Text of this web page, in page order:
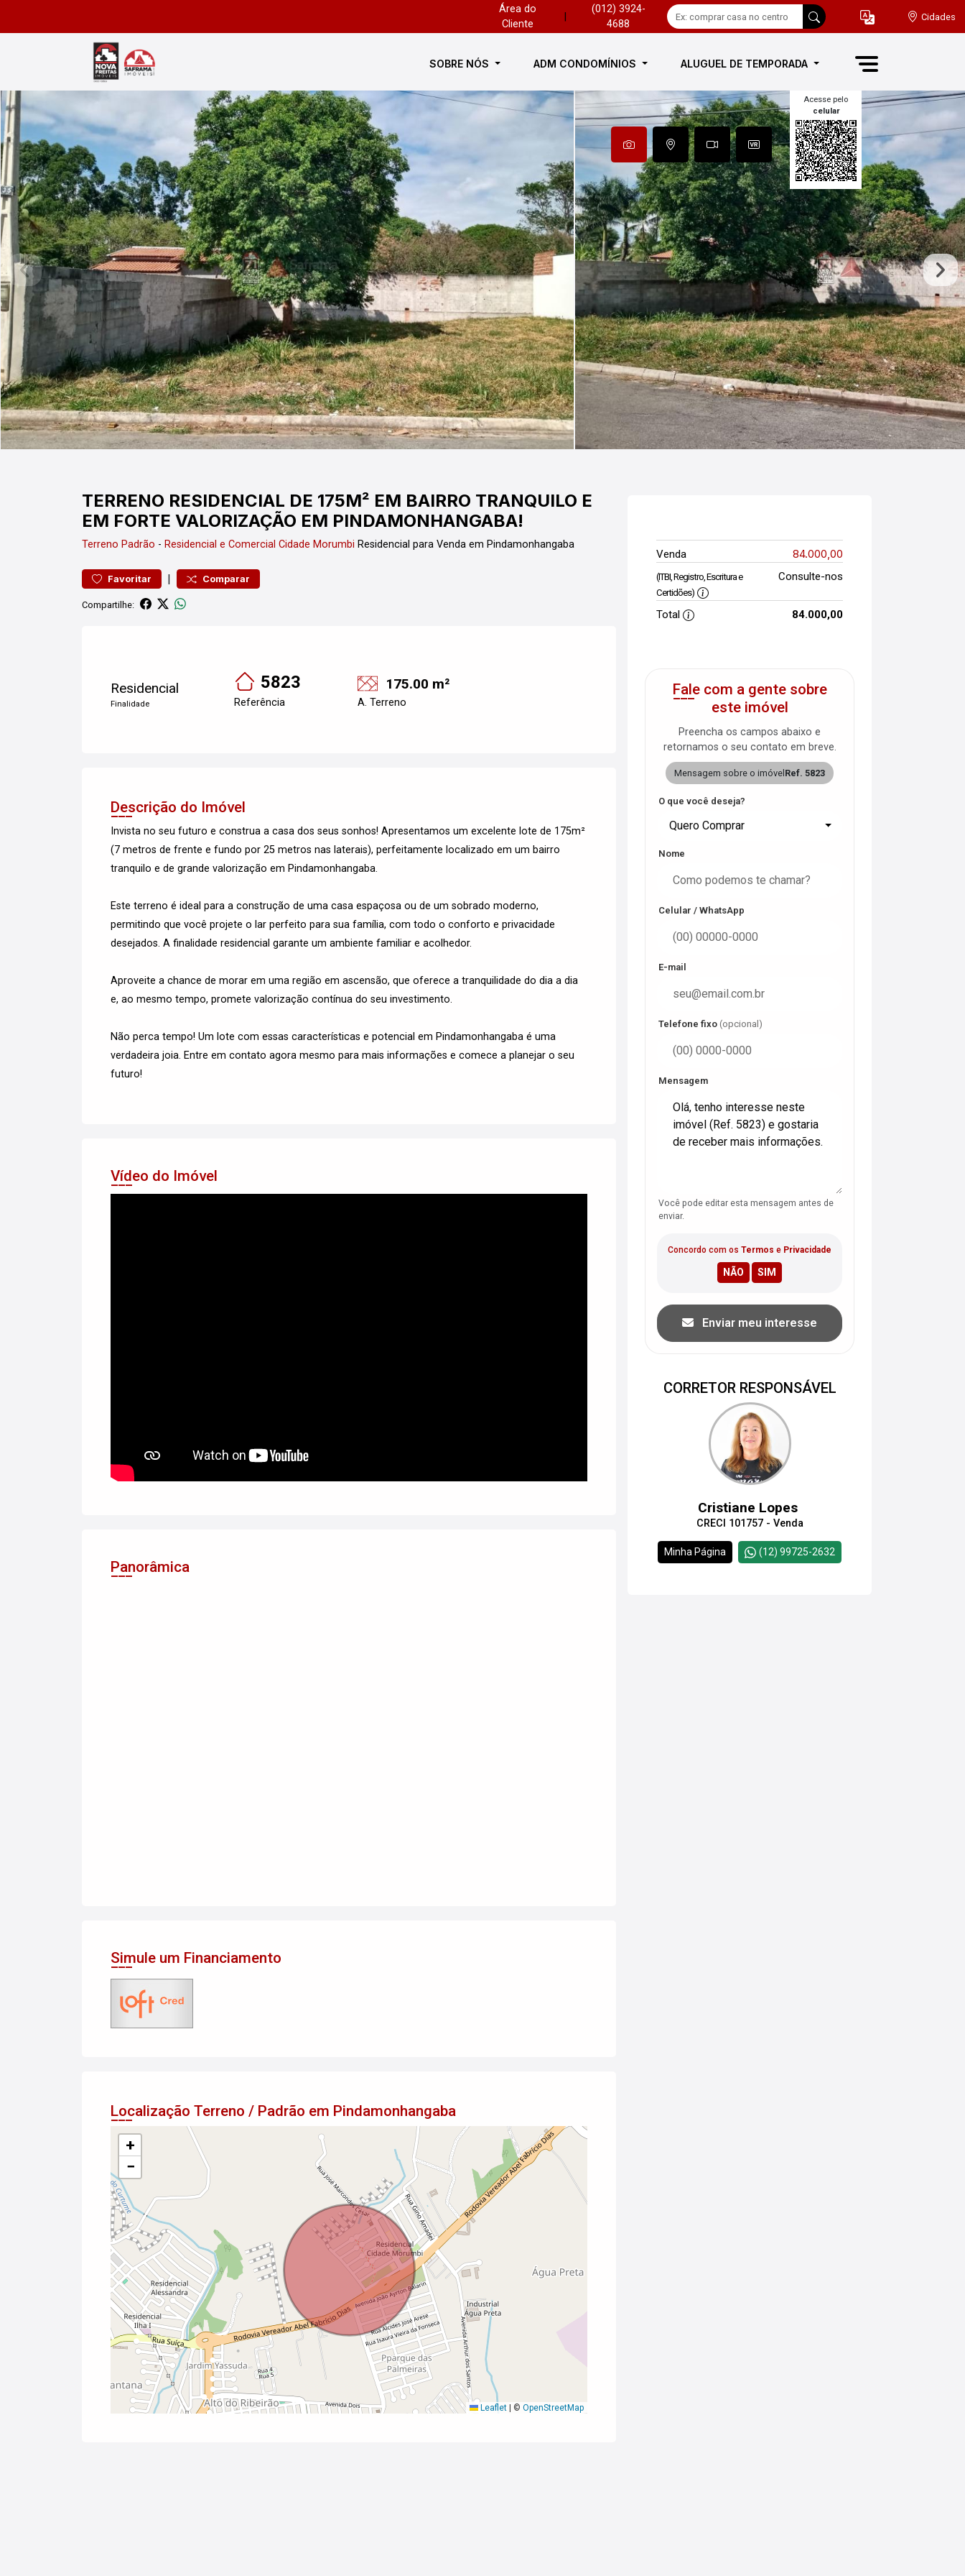
Área do
Cliente
(012) 3924-
4688
Cidades
SOBRE NÓS ADM CONDOMÍNIOS ALUGUEL DE TEMPORADA
Acesse pelo
celular
TERRENO RESIDENCIAL DE 175M² EM BAIRRO TRANQUILO E
EM FORTE VALORIZAÇÃO EM PINDAMONHANGABA!
Terreno Padrão - Residencial e Comercial Cidade Morumbi Residencial para Venda em Pindamonhangaba
Favoritar | Comparar
Compartilhe:
Residencial
Finalidade
5823
Referência
175.00 m²
A. Terreno
Descrição do Imóvel
Invista no seu futuro e construa a casa dos seus sonhos! Apresentamos um excelente lote de 175m²
(7 metros de frente e fundo por 25 metros nas laterais), perfeitamente localizado em um bairro
tranquilo e de grande valorização em Pindamonhangaba.
Este terreno é ideal para a construção de uma casa espaçosa ou de um sobrado moderno,
permitindo que você projete o lar perfeito para sua família, com todo o conforto e privacidade
desejados. A finalidade residencial garante um ambiente familiar e acolhedor.
Aproveite a chance de morar em uma região em ascensão, que oferece a tranquilidade do dia a dia
e, ao mesmo tempo, promete valorização contínua do seu investimento.
Não perca tempo! Um lote com essas características e potencial em Pindamonhangaba é uma
verdadeira joia. Entre em contato agora mesmo para mais informações e comece a planejar o seu
futuro!
Vídeo do Imóvel
Panorâmica
Simule um Financiamento
Localização Terreno / Padrão em Pindamonhangaba
+
−
Leaflet © OpenStreetMap
Venda 84.000,00
(ITBI, Registro, Escritura e
Certidões)
Consulte-nos
Total 84.000,00
Fale com a gente sobre
este imóvel
Preencha os campos abaixo e
retornamos o seu contato em breve.
Mensagem sobre o imóvel Ref. 5823
O que você deseja?
Quero Comprar
Nome
Celular / WhatsApp
E-mail
Telefone fixo (opcional)
Mensagem
Você pode editar esta mensagem antes de
enviar.
Concordo com os Termos e Privacidade
Enviar meu interesse
CORRETOR RESPONSÁVEL
Cristiane Lopes
CRECI 101757 - Venda
Minha Página (12) 99725-2632